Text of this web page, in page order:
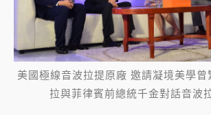
美國極線音波拉提原廠 邀請凝境美學
拉與菲律賓前總統千金對話音波